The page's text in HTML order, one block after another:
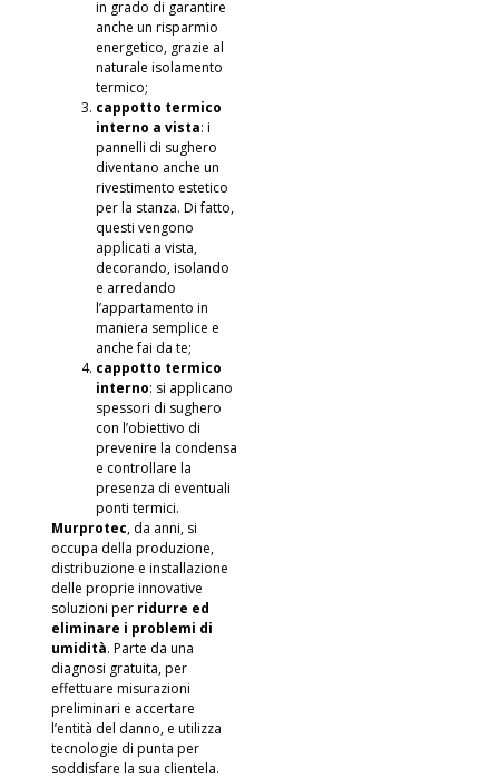
in grado di garantire
anche un risparmio
energetico, grazie al
naturale isolamento
termico;
cappotto termico
interno a vista: i
pannelli di sughero
diventano anche un
rivestimento estetico
per la stanza. Di fatto,
questi vengono
applicati a vista,
decorando, isolando
e arredando
l’appartamento in
maniera semplice e
anche fai da te;
cappotto termico
interno: si applicano
spessori di sughero
con l’obiettivo di
prevenire la condensa
e controllare la
presenza di eventuali
ponti termici.
Murprotec, da anni, si
occupa della produzione,
distribuzione e installazione
delle proprie innovative
soluzioni per ridurre ed
eliminare i problemi di
umidità. Parte da una
diagnosi gratuita, per
effettuare misurazioni
preliminari e accertare
l’entità del danno, e utilizza
tecnologie di punta per
soddisfare la sua clientela.